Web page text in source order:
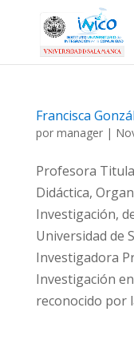
Francisca
por manager|
Profesora
Didáctica,
Investigación,
Universidad de
Investigadora
Investigación
reconocido por